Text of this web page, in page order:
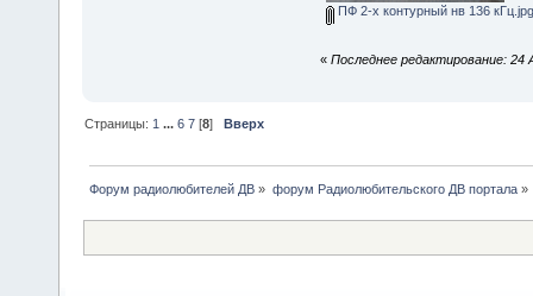
ПФ 2-х контурный нв 136 кГц.jpg
« Последнее редактирование: 24
Страницы: 1 ...6 7 [8]Вверх
Форум радиолюбителей ДВ » форум Радиолюбительского ДВ портала»